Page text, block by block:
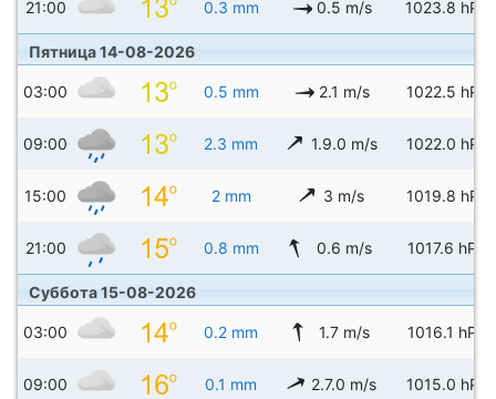
21:00 0.3 mm 0.5 m/s 1023.8 hPa
Пятница 14-08-2026
03:00 0.5 mm 2.1 m/s 1022.5 hPa
09:00 2.3 mm 1.9.0 m/s 1022.0 hPa
15:00 2 mm 3 m/s 1019.8 hPa
21:00 0.8 mm 0.6 m/s 1017.6 hPa
Суббота 15-08-2026
03:00 0.2 mm 1.7 m/s 1016.1 hPa
09:00 0.1 mm 2.7.0 m/s 1015.0 hPa